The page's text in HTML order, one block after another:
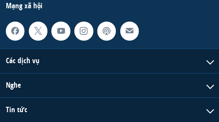
Mạng xã hội
Các dịch vụ
Nghe
Tin tức